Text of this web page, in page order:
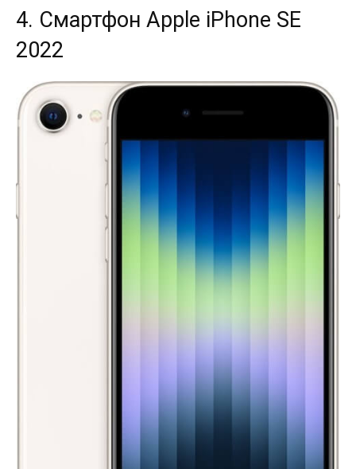
4. Смартфон Apple iPhone SE
2022